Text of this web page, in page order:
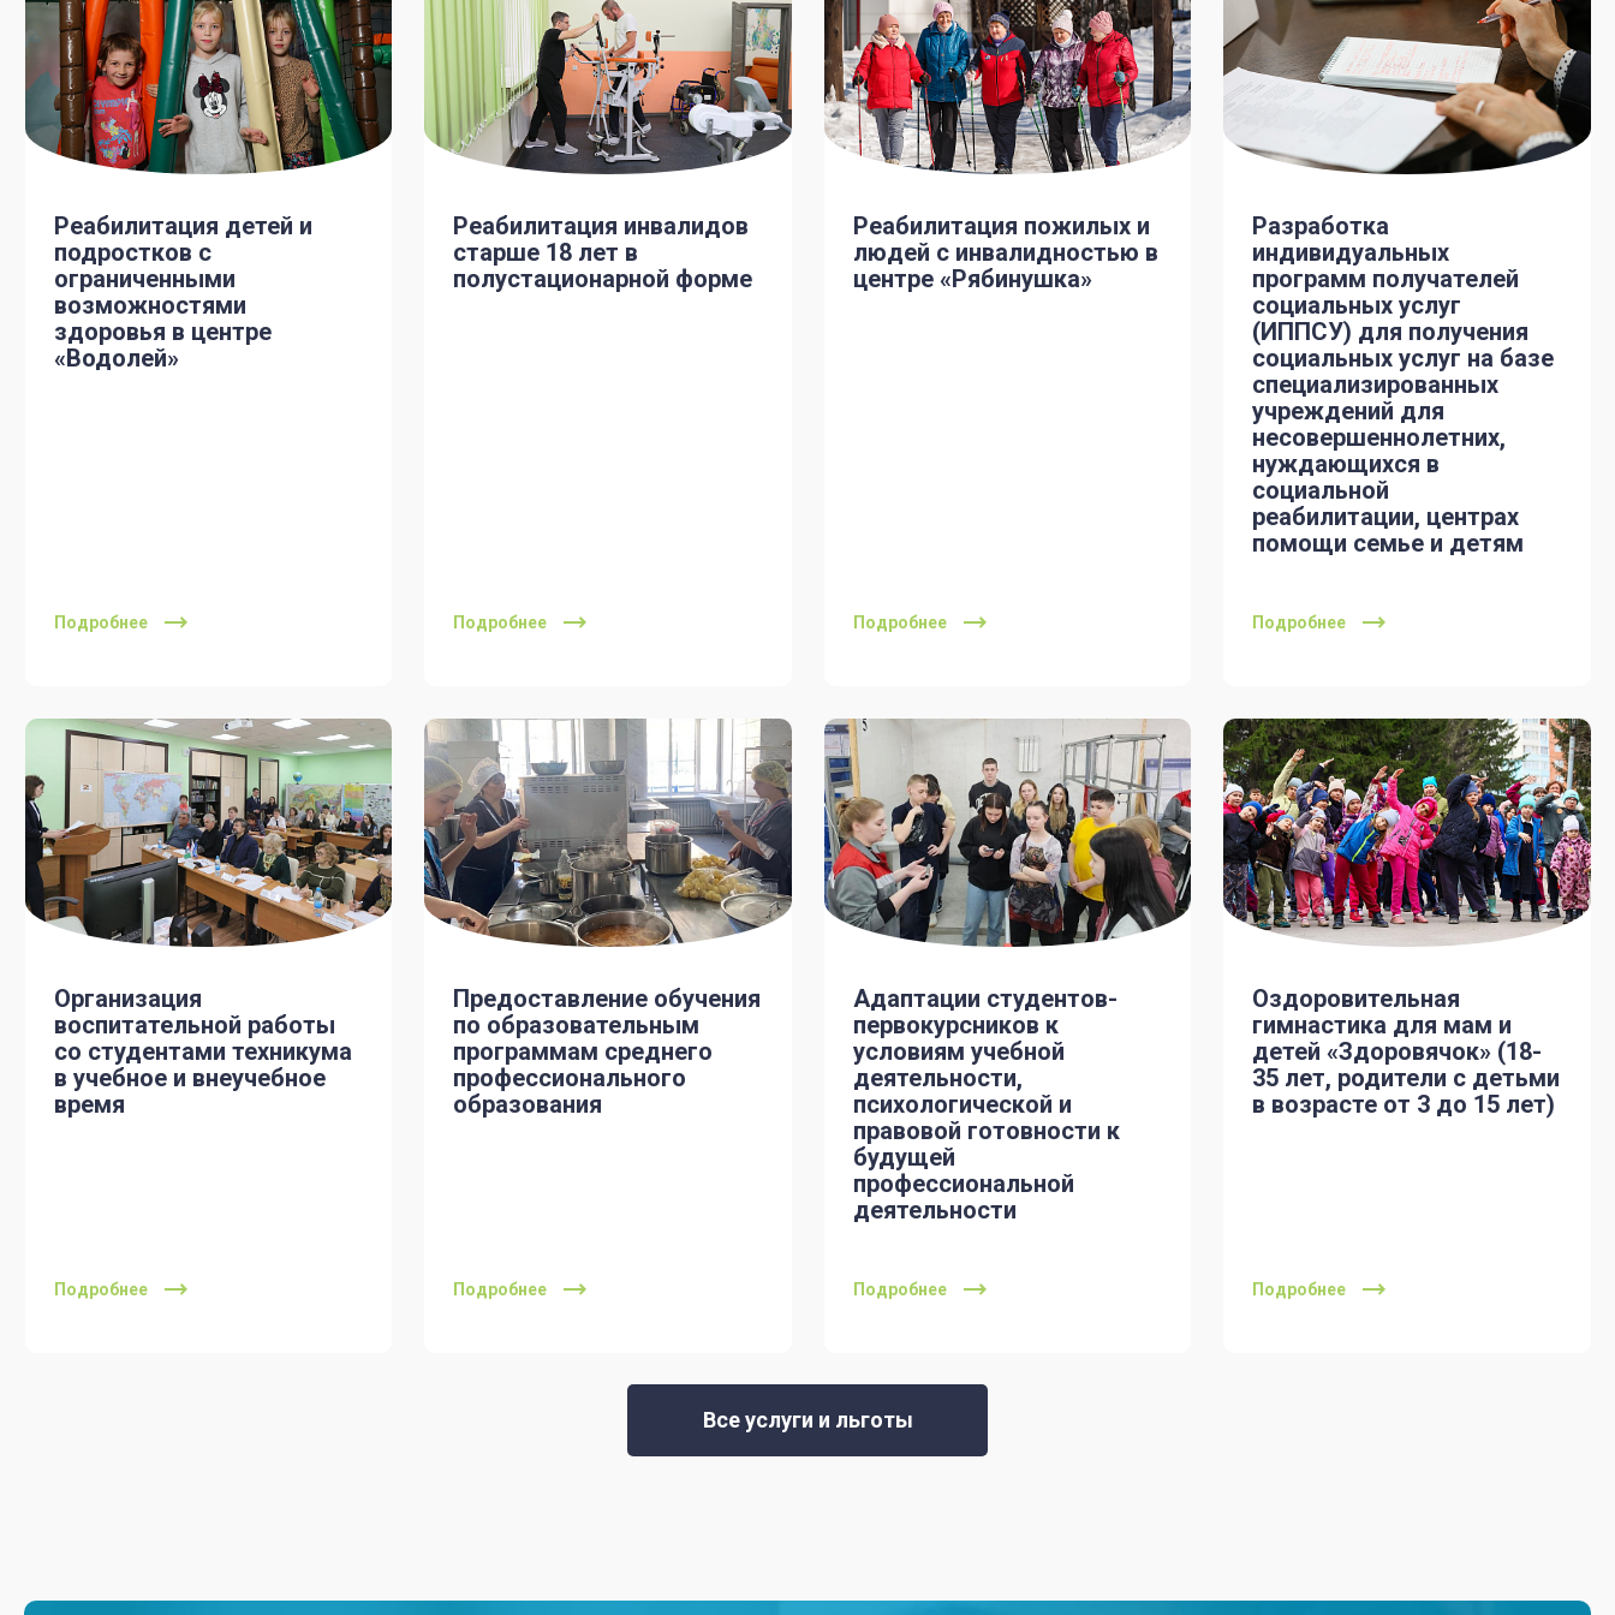
Реабилитация детей и
подростков с
ограниченными
возможностями
здоровья в центре
«Водолей»
Подробнее
Реабилитация инвалидов
старше 18 лет в
полустационарной форме
Подробнее
Реабилитация пожилых и
людей с инвалидностью в
центре «Рябинушка»
Подробнее
Разработка
индивидуальных
программ получателей
социальных услуг
(ИППСУ) для получения
социальных услуг на базе
специализированных
учреждений для
несовершеннолетних,
нуждающихся в
социальной
реабилитации, центрах
помощи семье и детям
Подробнее
Организация
воспитательной работы
со студентами техникума
в учебное и внеучебное
время
Подробнее
Предоставление обучения
по образовательным
программам среднего
профессионального
образования
Подробнее
Адаптации студентов-
первокурсников к
условиям учебной
деятельности,
психологической и
правовой готовности к
будущей
профессиональной
деятельности
Подробнее
Оздоровительная
гимнастика для мам и
детей «Здоровячок» (18-
35 лет, родители с детьми
в возрасте от 3 до 15 лет)
Подробнее
Все услуги и льготы